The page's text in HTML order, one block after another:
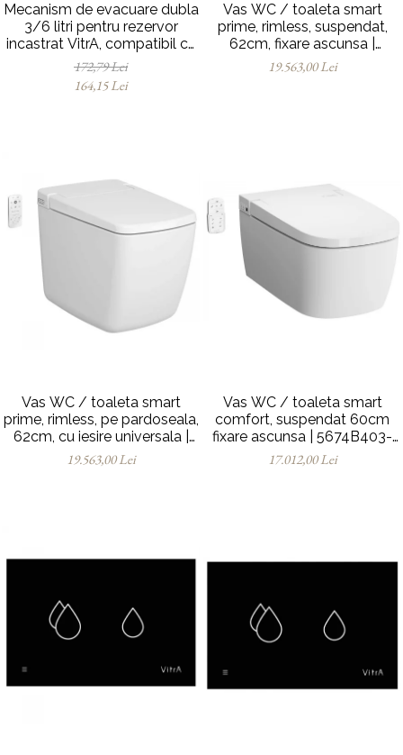
Mecanism de evacuare dubla
3/6 litri pentru rezervor
incastrat VitrA, compatibil cu
suport dreptunghiular |
436868YP
172,79 Lei
164,15 Lei
Vas WC / toaleta smart
prime, rimless, suspendat,
62cm, fixare ascunsa |
7231B403-6216
19.563,00 Lei
Vas WC / toaleta smart
prime, rimless, pe pardoseala,
62cm, cu iesire universala |
7232B403-6217
19.563,00 Lei
Vas WC / toaleta smart
comfort, suspendat 60cm
fixare ascunsa | 5674B403-
6194
17.012,00 Lei